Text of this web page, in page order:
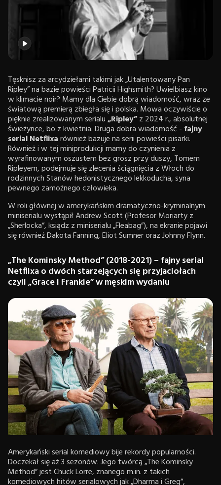
Tęsknisz za arcydziełami takimi jak „Utalentowany Pan
Ripley” na bazie powieści Patricii Highsmith? Uwielbiasz kino
w klimacie noir? Mamy dla Ciebie dobrą wiadomość, wraz ze
światową premierą zbiegła się i polska. Mowa oczywiście o
pięknie zrealizowanym serialu„Ripley”z 2024 r., absolutnej
świeżynce, bo z kwietnia. Druga dobra wiadomość - fajny
serial Netflixarównież bazuje na serii powieści pisarki.
Również i w tej miniprodukcji mamy do czynienia z
wyrafinowanym oszustem bez grosz przy duszy, Tomem
Ripleyem, podejmuje się zlecenia ściągnięcia z Włoch do
rodzinnych Stanów hedonistycznego lekkoducha, syna
pewnego zamożnego człowieka.
W roli głównej w amerykańskim dramatyczno-kryminalnym
miniserialu wystąpił Andrew Scott (Profesor Moriarty z
„Sherlocka”, ksiądz z miniserialu „Fleabag”), na ekranie pojawi
się również Dakota Fanning, Eliot Sumner oraz Johnny Flynn.
„The Kominsky Method” (2018-2021) – fajny serial
Netflixa o dwóch starzejących się przyjaciołach
czyli „Grace i Frankie” w męskim wydaniu
Amerykański serial komediowy bije rekordy popularności.
Doczekał się aż 3 sezonów. Jego twórcą „The Kominsky
Method” jest Chuck Lorre, znanego m.in. z takich
komediowych hitów serialowych jak „Dharma i Greg”,